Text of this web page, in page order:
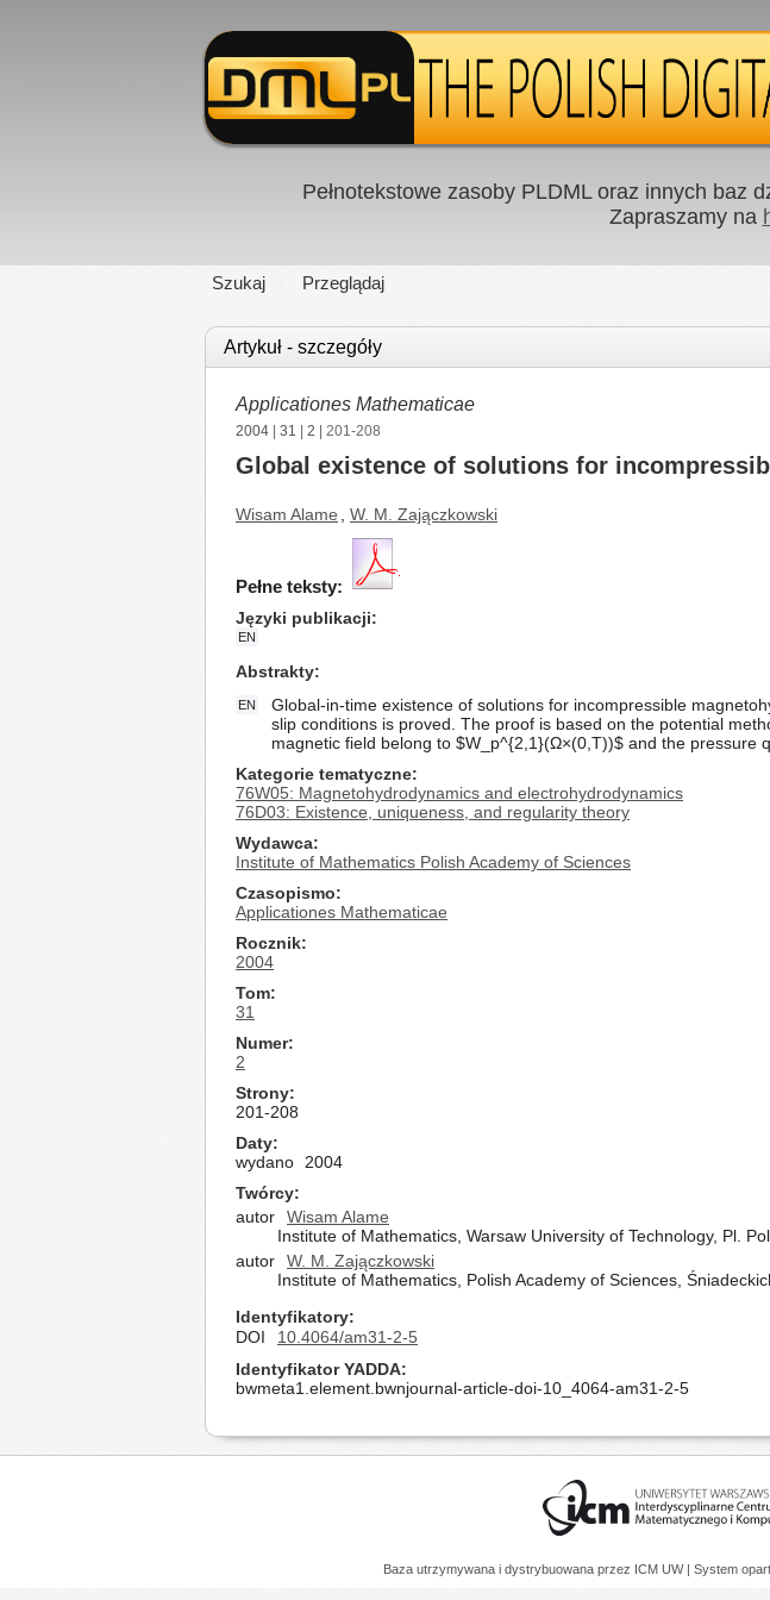
Pełnotekstowe zasoby PLDML oraz innych baz
Zapraszamy na
Szukaj Przeglądaj
Artykuł - szczegóły
Applicationes Mathematicae
2004 31 2 | 201-208
Global existence of solutions for
Wisam Alame W. M. Zajączkowski
Pełne teksty:
Języki publikacji
EN
Abstrakty
EN
Global-in-time existence of solutions for incompressible
slip conditions is proved. The proof is based on the potential
magnetic field belong to $W_p^{2,1}(Ω×(0,T))$ and the pressure
Kategorie tematyczne
76W05: Magnetohydrodynamics and electrohydrodynamics
76D03: Existence, uniqueness, and regularity theory
Wydawca
Institute of Mathematics Polish Academy of Sciences
Czasopismo
Applicationes Mathematicae
Rocznik
2004
Tom
31
Numer
2
Strony
201-208
Daty
wydano
2004
Twórcy
autor
Wisam Alame
Institute of Mathematics, Warsaw University of Technology, Pl.
autor
W. M. Zajączkowski
Institute of Mathematics, Polish Academy of Sciences,
Identyfikatory
DOI
10.4064/am31-2-5
Identyfikator YADDA
bwmeta1.element.bwnjournal-article-doi-10_4064-am31-2-5
Baza utrzymywana i dystrybuowana przez ICM UW | System